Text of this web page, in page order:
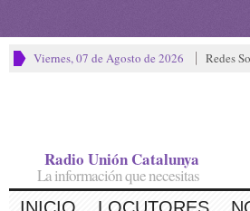
Viernes, 07 de Agosto de 2026 Redes
Radio Unión Catalunya
La información que necesitas